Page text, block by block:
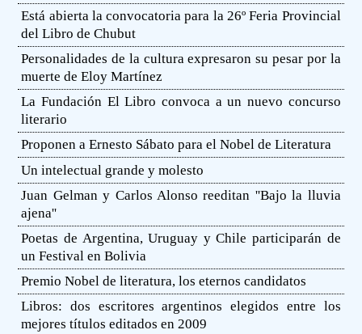
Está abierta la convocatoria para la 26º Feria Provincial
del Libro de Chubut
Personalidades de la cultura expresaron su pesar por la
muerte de Eloy Martínez
La Fundación El Libro convoca a un nuevo concurso
literario
Proponen a Ernesto Sábato para el Nobel de Literatura
Un intelectual grande y molesto
Juan Gelman y Carlos Alonso reeditan ''Bajo la lluvia
ajena''
Poetas de Argentina, Uruguay y Chile participarán de
un Festival en Bolivia
Premio Nobel de literatura, los eternos candidatos
Libros: dos escritores argentinos elegidos entre los
mejores títulos editados en 2009